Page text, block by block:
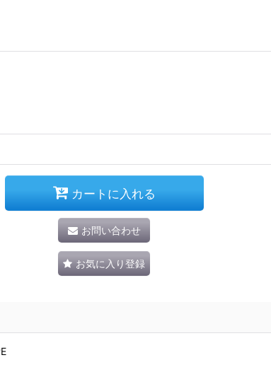
カートに入れる
お問い合わせ
お気に入り登録